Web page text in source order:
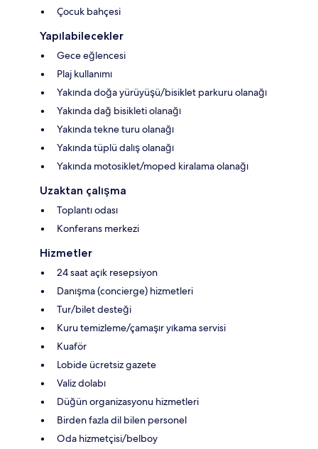
Çocuk bahçesi
Yapılabilecekler
Gece eğlencesi
Plaj kullanımı
Yakında doğa yürüyüşü/bisiklet parkuru olanağı
Yakında dağ bisikleti olanağı
Yakında tekne turu olanağı
Yakında tüplü dalış olanağı
Yakında motosiklet/moped kiralama olanağı
Uzaktan çalışma
Toplantı odası
Konferans merkezi
Hizmetler
24 saat açık resepsiyon
Danışma (concierge) hizmetleri
Tur/bilet desteği
Kuru temizleme/çamaşır yıkama servisi
Kuaför
Lobide ücretsiz gazete
Valiz dolabı
Düğün organizasyonu hizmetleri
Birden fazla dil bilen personel
Oda hizmetçisi/belboy